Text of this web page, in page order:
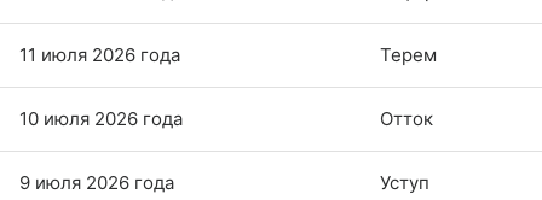
11 июля 2026 года Терем
10 июля 2026 года Отток
9 июля 2026 года Уступ